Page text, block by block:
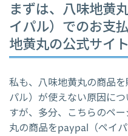
まずは、八味地黄
イパル）でのお支
地黄丸の公式サイ
私も、八味地黄丸の商品
パル）が使えない原因に
すが、多分、こちらのペ
丸の商品をpaypal（ペイパ